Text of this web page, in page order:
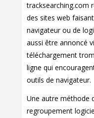
tracksearching.com
des sites web
navigateur ou de
aussi être annoncé
téléchargement
ligne qui
outils de navigateur.
Une autre méthode
regroupement